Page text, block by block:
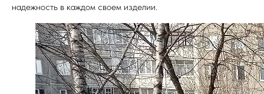
надежность в каждом своем изделии.